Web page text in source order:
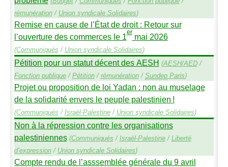
rémunération/ Union syndicale Solidaires)
Remise en cause de l’État de droit : Retour sur
l’ouverture des commerces le 1ermai 2026
(Communiqués / Union syndicale Solidaires)
Pétition pour un statut décent des AESH (AESH/AED/
Fonction publique/ Pétition/ rémunération/ SundepParis)
Projet ou proposition de loi Yadan : non au muselage
de la solidarité envers le peuple palestinien !
(Communiqués / Israël-Palestine/ Union syndicale Solidaires)
Non à la répression contre les organisations
palestiniennes (Communiqués / Israël-Palestine/ Liberté
d’expression/ Union syndicale Solidaires)
Compte rendu de l’asssemblée générale du 9 avril